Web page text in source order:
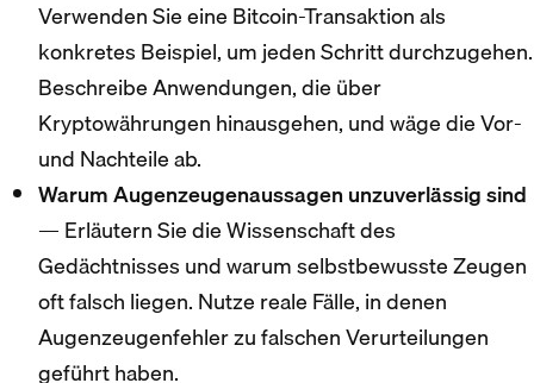
Verwenden Sie eine Bitcoin-Transaktion als
konkretes Beispiel, um jeden Schritt durchzugehen.
Beschreibe Anwendungen, die über
Kryptowährungen hinausgehen, und wäge die Vor-
und Nachteile ab.
Warum Augenzeugenaussagen unzuverlässig sind
— Erläutern Sie die Wissenschaft des
Gedächtnisses und warum selbstbewusste Zeugen
oft falsch liegen. Nutze reale Fälle, in denen
Augenzeugenfehler zu falschen Verurteilungen
geführt haben.